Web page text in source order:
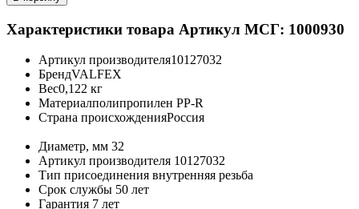
Характеристики товара Артикул МСГ: 1000930
Артикул производителя10127032
БрендVALFEX
Вес0,122 кг
Материалполипропилен PP-R
Страна происхожденияРоссия
Диаметр, мм 32
Артикул производителя 10127032
Тип присоединения внутренняя резьба
Срок службы 50 лет
Гарантия 7 лет